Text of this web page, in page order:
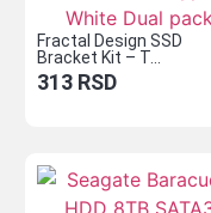
Fractal Design SSD
Bracket Kit – T...
313 RSD